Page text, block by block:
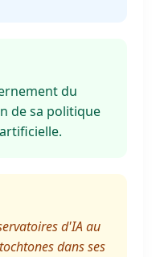
du
de sa politique
d'IA au
dans ses